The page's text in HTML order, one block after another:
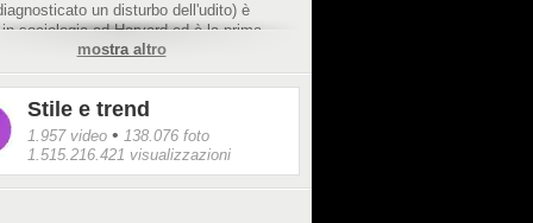
un disturbo dell'udito) è
sociologia ad Harvard ed è la prima
del prestigioso National Youth Poet
mostra altro
Stile e trend
1.957 video • 138.076 foto
1.515.216.421 visualizzazioni